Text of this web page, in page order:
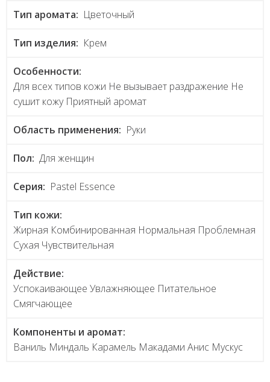
Тип аромата: Цветочный
Тип изделия: Крем
Особенности:
Для всех типов кожи Не вызывает раздражение Не
сушит кожу Приятный аромат
Область применения: Руки
Пол: Для женщин
Серия: Pastel Essence
Тип кожи:
Жирная Комбинированная Нормальная Проблемная
Сухая Чувствительная
Действие:
Успокаивающее Увлажняющее Питательное
Смягчающее
Компоненты и аромат:
Ваниль Миндаль Карамель Макадами Анис Мускус